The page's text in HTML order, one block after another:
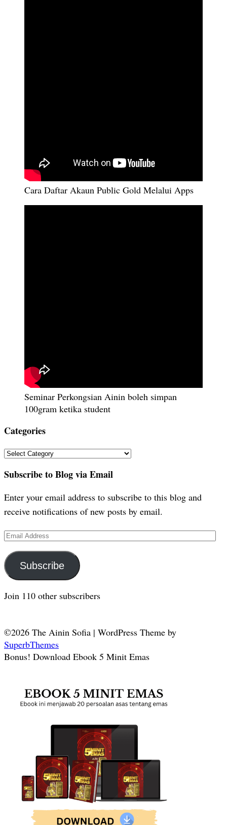
Cara Daftar Akaun Public Gold Melalui Apps
Seminar Perkongsian Ainin boleh simpan
100gram ketika student
Categories
Categories
Subscribe to Blog via Email
Enter your email address to subscribe to this blog and
receive notifications of new posts by email.
Email
Address
Subscribe
Join 110 other subscribers
©2026 The Ainin Sofia | WordPress Theme by
SuperbThemes
Bonus! Download Ebook 5 Minit Emas